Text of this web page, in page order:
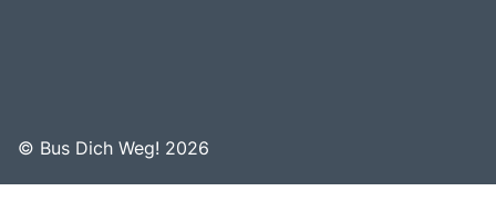
© Bus Dich Weg! 2026